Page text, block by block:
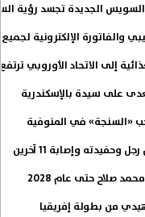
الجديدة تجسد رؤية
والفاتورة الإلكترونية
ترتفع 15.4% خلال النصف الأول من
على سيدة بالإسكندرية
«السنجة» في المنوفية
وإصابة 11 آخرين
صلاح حتى عام 2028
من بطولة إفريقيا